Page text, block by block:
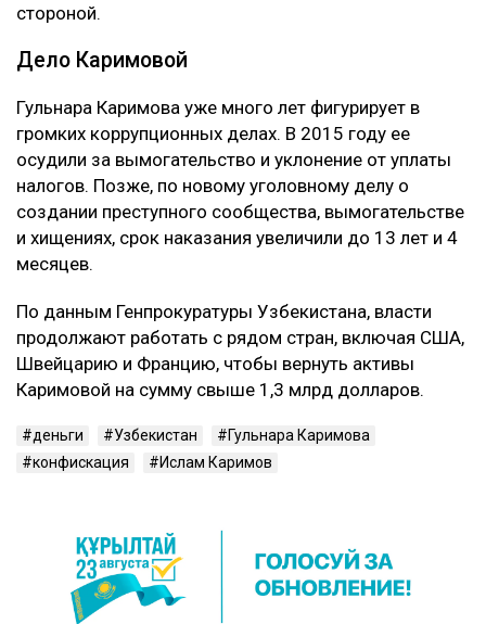
стороной.
Дело Каримовой
Гульнара Каримова уже много лет фигурирует в
громких коррупционных делах. В 2015 году ее
осудили за вымогательство и уклонение от уплаты
налогов. Позже, по новому уголовному делу о
создании преступного сообщества, вымогательстве
и хищениях, срок наказания увеличили до 13 лет и 4
месяцев.
По данным Генпрокуратуры Узбекистана, власти
продолжают работать с рядом стран, включая США,
Швейцарию и Францию, чтобы вернуть активы
Каримовой на сумму свыше 1,3 млрд долларов.
деньги Узбекистан
Гульнара Каримова
конфискация
Ислам Каримов